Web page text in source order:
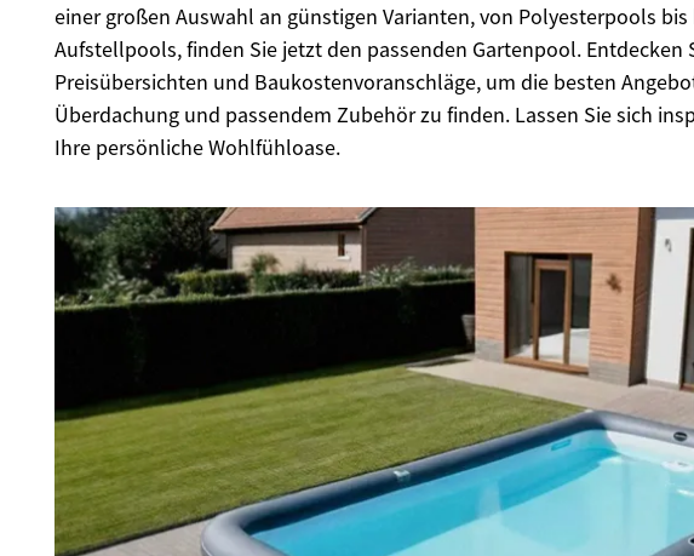
einer großen Auswahl an günstigen Varianten, von Polyesterpools
Aufstellpools, finden Sie jetzt den passenden Gartenpool. Entdecken
Preisübersichten und Baukostenvoranschläge, um die besten
Überdachung und passendem Zubehör zu finden. Lassen Sie sich
Ihre persönliche Wohlfühloase.